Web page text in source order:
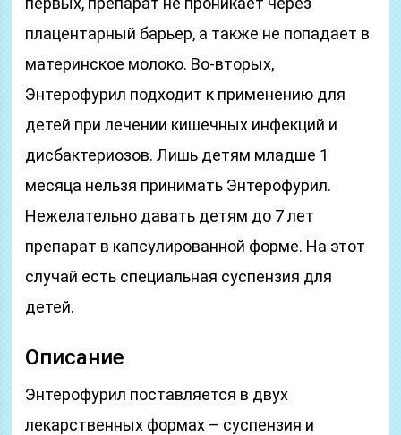
плацентарный барьер, а также не попадает в
материнское молоко. Во-вторых,
Энтерофурил подходит к применению для
детей при лечении кишечных инфекций и
дисбактериозов. Лишь детям младше 1
месяца нельзя принимать Энтерофурил.
Нежелательно давать детям до 7 лет
препарат в капсулированной форме. На этот
случай есть специальная суспензия для
детей.
Описание
Энтерофурил поставляется в двух
лекарственных формах – суспензия и